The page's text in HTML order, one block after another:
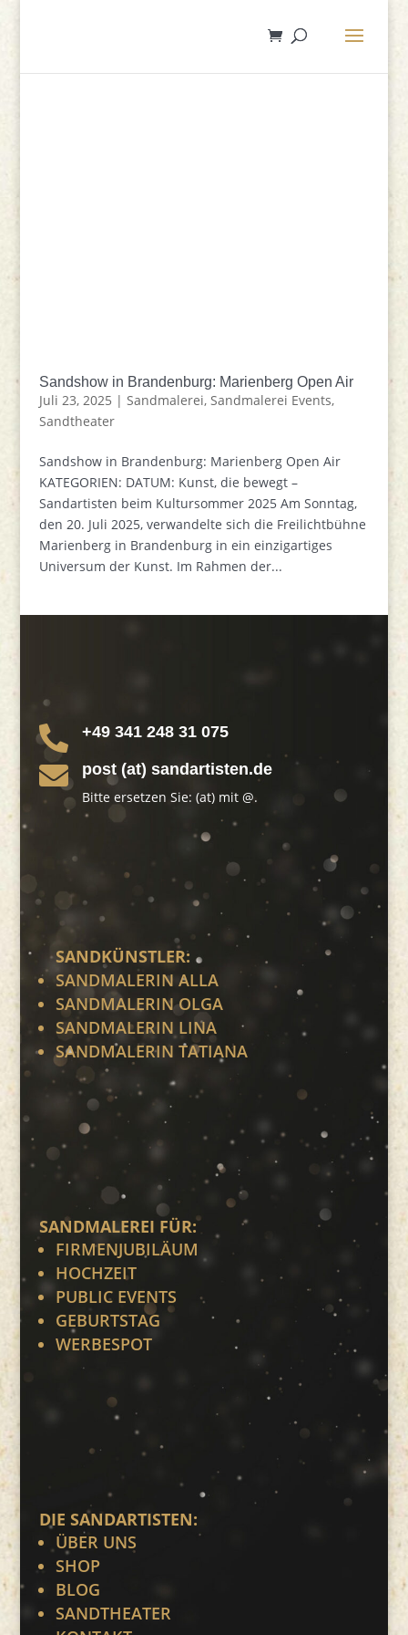
Sandshow in Brandenburg: Marienberg Open Air
Juli 23, 2025 | Sandmalerei, Sandmalerei Events,
Sandtheater
Sandshow in Brandenburg: Marienberg Open Air
KATEGORIEN: DATUM: Kunst, die bewegt –
Sandartisten beim Kultursommer 2025 Am Sonntag,
den 20. Juli 2025, verwandelte sich die Freilichtbühne
Marienberg in Brandenburg in ein einzigartiges
Universum der Kunst. Im Rahmen der...
 +49 341 248 31 075
 post (at) sandartisten.de
Bitte ersetzen Sie: (at) mit @.
SANDKÜNSTLER:
SANDMALERIN ALLA
SANDMALERIN OLGA
SANDMALERIN LINA
SANDMALERIN TATIANA
SANDMALEREI FÜR:
FIRMENJUBILÄUM
HOCHZEIT
PUBLIC EVENTS
GEBURTSTAG
WERBESPOT
DIE SANDARTISTEN:
ÜBER UNS
SHOP
BLOG
SANDTHEATER